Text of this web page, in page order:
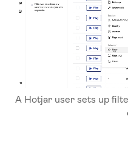
A Hotjar user sets up